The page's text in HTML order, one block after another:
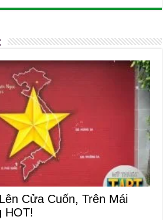
Cửa Cuốn, Trên Mái
HOT!